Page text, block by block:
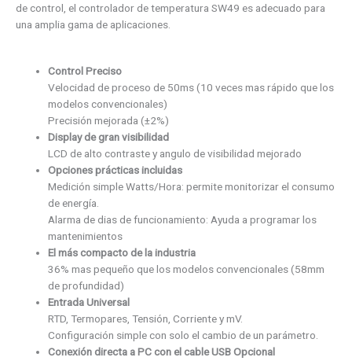
de control, el controlador de temperatura SW49 es adecuado para
una amplia gama de aplicaciones.
Control Preciso
Velocidad de proceso de 50ms (10 veces mas rápido que los
modelos convencionales)
Precisión mejorada (±2%)
Display de gran visibilidad
LCD de alto contraste y angulo de visibilidad mejorado
Opciones prácticas incluidas
Medición simple Watts/Hora: permite monitorizar el consumo
de energía.
Alarma de dias de funcionamiento: Ayuda a programar los
mantenimientos
El más compacto de la industria
36% mas pequeño que los modelos convencionales (58mm
de profundidad)
Entrada Universal
RTD, Termopares, Tensión, Corriente y mV.
Configuración simple con solo el cambio de un parámetro.
Conexión directa a PC con el cable USB Opcional